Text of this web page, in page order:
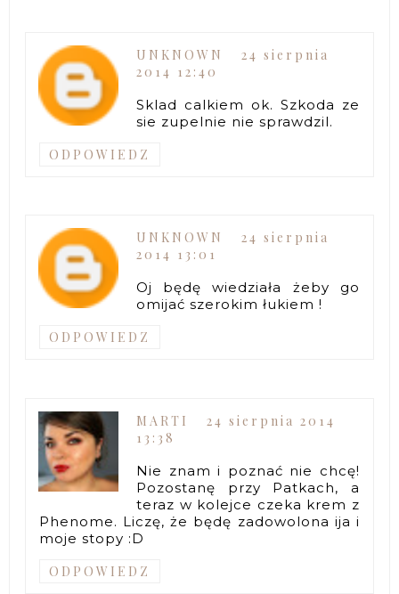
UNKNOWN
24 sierpnia
2014 12:40
Sklad calkiem ok. Szkoda ze
sie zupelnie nie sprawdzil.
ODPOWIEDZ
UNKNOWN
24 sierpnia
2014 13:01
Oj będę wiedziała żeby go
omijać szerokim łukiem !
ODPOWIEDZ
MARTI
24 sierpnia 2014
13:38
Nie znam i poznać nie chcę!
Pozostanę przy Patkach, a
teraz w kolejce czeka krem z
Phenome. Liczę, że będę zadowolona ija i
moje stopy :D
ODPOWIEDZ